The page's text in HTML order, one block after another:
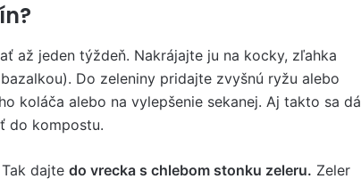
až jeden týždeň. Nakrájajte ju na kocky, zľahka
Do zeleniny pridajte zvyšnú ryžu alebo
koláča alebo na vylepšenie sekanej. Aj takto sa dá
do kompostu.
dajte do vrecka s chlebom stonku zeleru. Zeler